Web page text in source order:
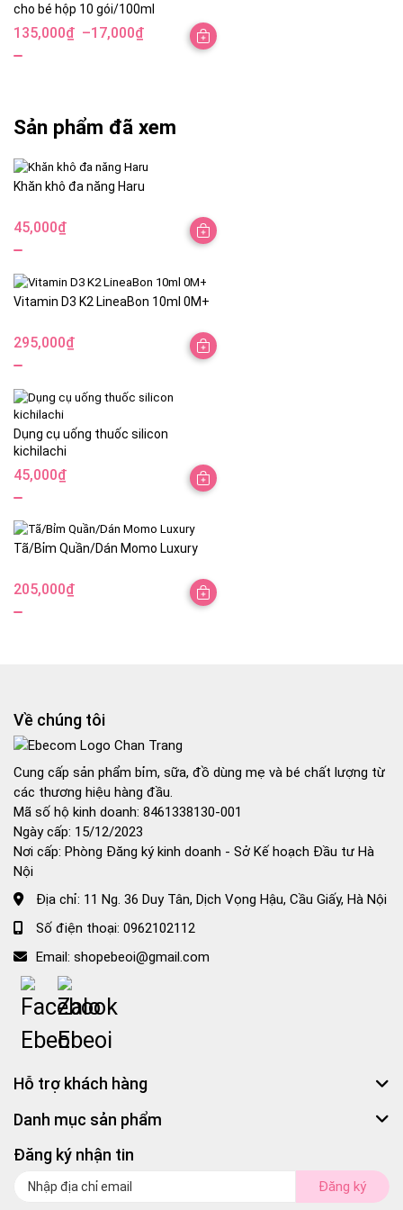
cho bé hộp 10 gói/100ml
17,000₫
–
135,000₫
Khoảng
đến
Sản phẩm đã xem
Khăn khô đa năng Haru
45,000₫
Vitamin D3 K2 LineaBon 10ml 0M+
295,000₫
Dụng cụ uống thuốc silicon
kichilachi
45,000₫
Tã/Bỉm Quần/Dán Momo Luxury
205,000₫
Về chúng tôi
Cung cấp sản phẩm bỉm, sữa, đồ dùng mẹ và bé chất lượng từ
các thương hiệu hàng đầu.
Mã số hộ kinh doanh: 8461338130-001
Ngày cấp: 15/12/2023
Nơi cấp: Phòng Đăng ký kinh doanh - Sở Kế hoạch Đầu tư Hà
Nội
Địa chỉ: 11 Ng. 36 Duy Tân, Dịch Vọng Hậu, Cầu Giấy, Hà Nội
Số điện thoại: 0962102112
Email: shopebeoi@gmail.com
Hỗ trợ khách hàng
Danh mục sản phẩm
Đăng ký nhận tin
Đăng ký